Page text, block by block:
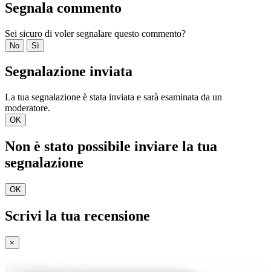
Segnala commento
Sei sicuro di voler segnalare questo commento?
No Sì
Segnalazione inviata
La tua segnalazione è stata inviata e sarà esaminata da un
moderatore.
OK
Non è stato possibile inviare la tua
segnalazione
OK
Scrivi la tua recensione
×